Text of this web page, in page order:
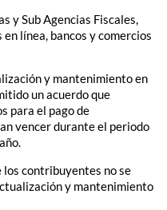
y Sub Agencias Fiscales,
línea, bancos y comercios
y mantenimiento en
un acuerdo que
para el pago de
vencer durante el periodo
los contribuyentes no se
y mantenimiento